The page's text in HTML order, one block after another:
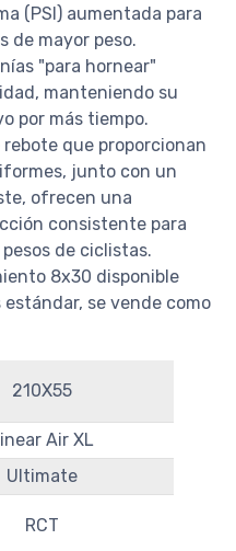
(PSI) aumentada para
de mayor peso.
"para hornear"
manteniendo su
por más tiempo.
que proporcionan
junto con un
ofrecen una
consistente para
de ciclistas.
8x30 disponible
se vende como
210X55
Air XL
Ultimate
RCT